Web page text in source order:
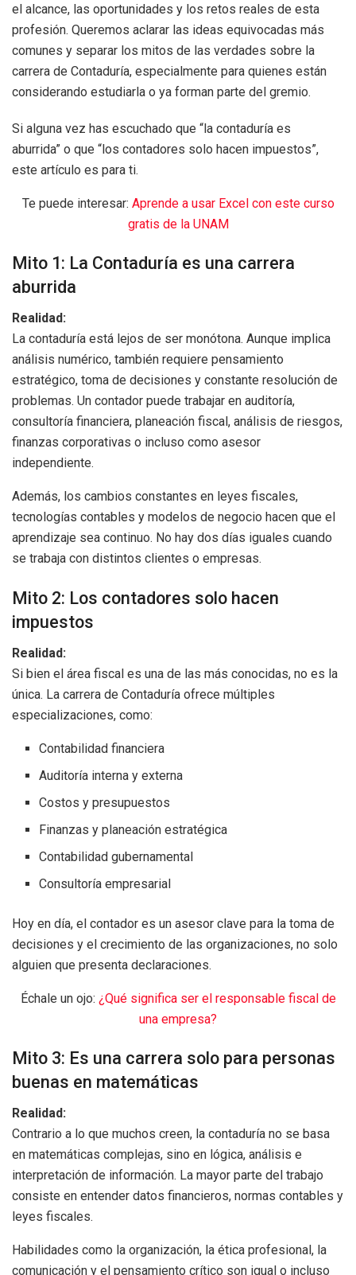
el alcance, las oportunidades y los retos reales de esta
profesión. Queremos aclarar las ideas equivocadas más
comunes y separar los mitos de las verdades sobre la
carrera de Contaduría, especialmente para quienes están
considerando estudiarla o ya forman parte del gremio.
Si alguna vez has escuchado que “la contaduría es
aburrida” o que “los contadores solo hacen impuestos”,
este artículo es para ti.
Te puede interesar: Aprende a usar Excel con este curso
gratis de la UNAM
Mito 1: La Contaduría es una carrera
aburrida
Realidad:
La contaduría está lejos de ser monótona. Aunque implica
análisis numérico, también requiere pensamiento
estratégico, toma de decisiones y constante resolución de
problemas. Un contador puede trabajar en auditoría,
consultoría financiera, planeación fiscal, análisis de riesgos,
finanzas corporativas o incluso como asesor
independiente.
Además, los cambios constantes en leyes fiscales,
tecnologías contables y modelos de negocio hacen que el
aprendizaje sea continuo. No hay dos días iguales cuando
se trabaja con distintos clientes o empresas.
Mito 2: Los contadores solo hacen
impuestos
Realidad:
Si bien el área fiscal es una de las más conocidas, no es la
única. La carrera de Contaduría ofrece múltiples
especializaciones, como:
Contabilidad financiera
Auditoría interna y externa
Costos y presupuestos
Finanzas y planeación estratégica
Contabilidad gubernamental
Consultoría empresarial
Hoy en día, el contador es un asesor clave para la toma de
decisiones y el crecimiento de las organizaciones, no solo
alguien que presenta declaraciones.
Échale un ojo: ¿Qué significa ser el responsable fiscal de
una empresa?
Mito 3: Es una carrera solo para personas
buenas en matemáticas
Realidad:
Contrario a lo que muchos creen, la contaduría no se basa
en matemáticas complejas, sino en lógica, análisis e
interpretación de información. La mayor parte del trabajo
consiste en entender datos financieros, normas contables y
leyes fiscales.
Habilidades como la organización, la ética profesional, la
comunicación y el pensamiento crítico son igual o incluso